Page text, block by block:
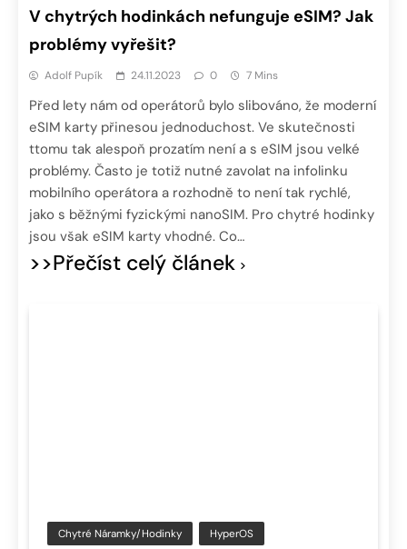
V chytrých hodinkách nefunguje eSIM? Jak
problémy vyřešit?
Adolf Pupík 24.11.2023 0 7 Mins
Před lety nám od operátorů bylo slibováno, že moderní
eSIM karty přinesou jednoduchost. Ve skutečnosti
ttomu tak alespoň prozatím není a s eSIM jsou velké
problémy. Často je totiž nutné zavolat na infolinku
mobilního operátora a rozhodně to není tak rychlé,
jako s běžnými fyzickými nanoSIM. Pro chytré hodinky
jsou však eSIM karty vhodné. Co…
>>Přečíst celý článek
Chytré Náramky/hodinky HyperOS